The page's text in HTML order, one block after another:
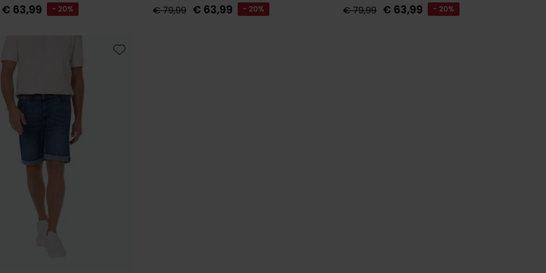
€ 63,99 - 20% € 79,99 € 63,99 - 20% € 79,99 € 63,99 - 20%